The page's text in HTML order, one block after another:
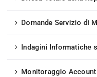
Domande Servizio di
Indagini Informatiche
Monitoraggio